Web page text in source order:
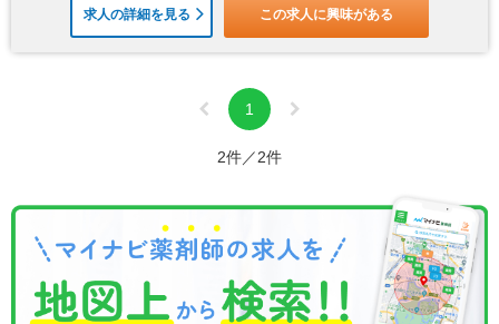
求人の詳細を見る この求人に興味がある
1
2件／2件